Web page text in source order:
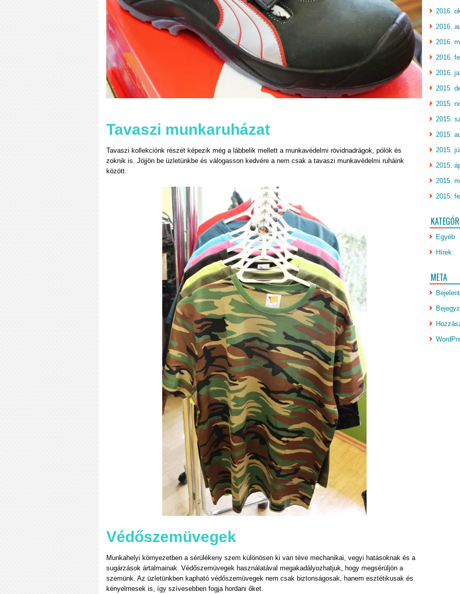
Tavaszi munkaruházat
Tavaszi kollekciónk részét képezik még a lábbelik mellett a munkavédelmi rövidnadrágok, pólók és
zoknik is. Jöjjön be üzletünkbe és válogasson kedvére a nem csak a tavaszi munkavédelmi ruháink
között.
Védőszemüvegek
Munkahelyi környezetben a sérülékeny szem különösen ki van téve mechanikai, vegyi hatásoknak és a
sugárzások ártalmainak. Védőszemüvegek használatával megakadályozhatjuk, hogy megsérüljön a
szemünk. Az üzletünkben kapható védőszemüvegek nem csak biztonságosak, hanem esztétikusak és
kényelmesek is, így szívesebben fogja hordani őket.
2016.
2016.
2016.
2016.
2016.
2015.
2015.
2015.
2015.
2015.
2015.
2015.
2015.
Egyéb
Hírek
META